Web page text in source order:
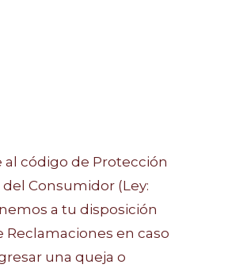
al código de Protección
del Consumidor (Ley:
a tu disposición
Reclamaciones en caso
una queja o